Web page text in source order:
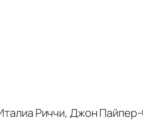
Риччи, Джон